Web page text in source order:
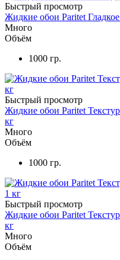
Быстрый просмотр
Жидкие обои Paritet
Много
Объём
1000 гр.
Быстрый просмотр
Жидкие обои Paritet
кг
Много
Объём
1000 гр.
Быстрый просмотр
Жидкие обои Paritet
кг
Много
Объём